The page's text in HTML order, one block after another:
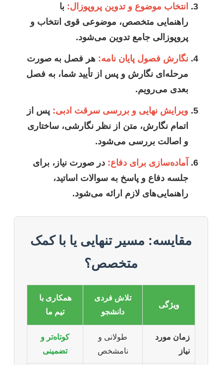
انتخاب موضوع و تدوین پروپوزال: با
راهنمایی متخصص، موضوعی قوی انتخاب و
پروپوزالی جامع تدوین می‌شود.
نگارش فصول پایان نامه: هر فصل به صورت
مرحله‌ای نگارش و پس از تأیید شما، به فصل
بعدی می‌رویم.
ویرایش نهایی و بررسی سرقت ادبی: پس از
اتمام نگارش، متن از نظر نگارشی، ساختاری
و اصالت بررسی می‌شود.
آماده‌سازی برای دفاع: در صورت نیاز، برای
جلسه دفاع و پاسخ به سوالات اساتید،
راهنمایی‌های لازم ارائه می‌شود.
مقایسه: مسیر تنهایی یا با کمک
متخصص؟
ویژگی
تلاش فردی
دانشجو
همکاری با
تیم ما
زمان مورد
نیاز
طولانی و
نامشخص
کوتاه‌تر و
تضمینی